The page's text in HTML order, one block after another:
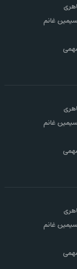
غانم
غانم
غانم